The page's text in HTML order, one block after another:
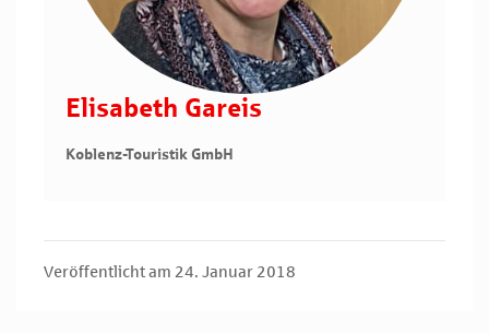
Elisabeth Gareis
Koblenz-Touristik GmbH
Veröffentlicht am 24. Januar 2018